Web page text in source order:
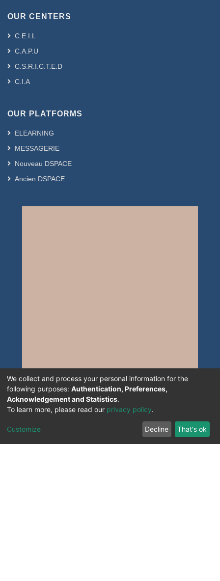
OUR CENTERS
C.E.I.L
C.A.P.U
C.S.R.I.C.T.E.D
C.I.A
OUR PLATFORMS
ELEARNING
MESSAGERIE
Nouveau DSPACE
Ancien DSPACE
We collect and process your personal information for the
following purposes: Authentication, Preferences,
Acknowledgement and Statistics.
To learn more, please read our privacy policy.
Customize Decline That's ok